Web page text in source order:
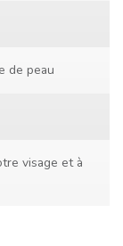
de peau
visage et à